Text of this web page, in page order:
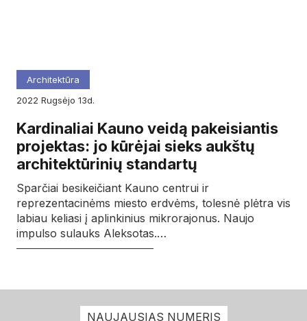
Architektūra
2022
rugsėjo 13d.
Kardinaliai Kauno veidą pakeisiantis
projektas: jo kūrėjai sieks aukštų
architektūrinių standartų
Sparčiai besikeičiant Kauno centrui ir
reprezentacinėms miesto erdvėms, tolesnė plėtra vis
labiau keliasi į aplinkinius mikrorajonus. Naujo
impulso sulauks Aleksotas.…
NAUJAUSIAS NUMERIS